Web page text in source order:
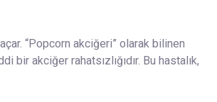
“Popcorn akciğeri” olarak bilinen
akciğer rahatsızlığıdır. Bu hastalık,